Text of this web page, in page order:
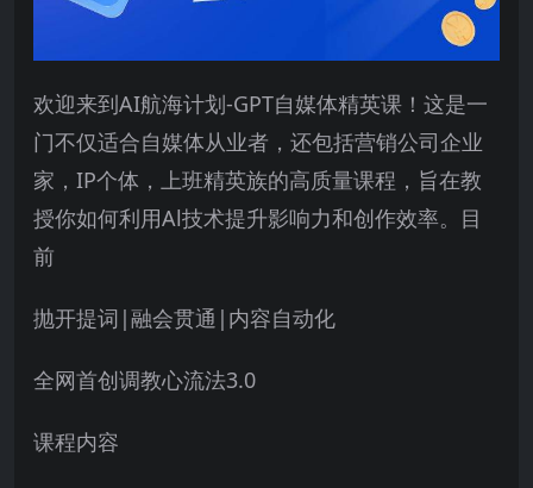
欢迎来到AI航海计划-GPT自媒体精英课！这是一
门不仅适合自媒体从业者，还包括营销公司企业
家，IP个体，上班精英族的高质量课程，旨在教
授你如何利用Al技术提升影响力和创作效率。目
前
抛开提词|融会贯通|内容自动化
全网首创调教心流法3.0
课程内容